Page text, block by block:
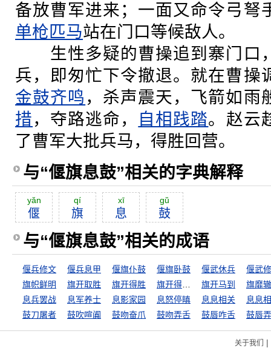
备放曹军进来；一面又命令弓弩
单枪匹马站在门口等候敌人。
生性多疑的曹操追到寨门口
兵，即匆忙下令撤退。就在曹操
金鼓齐鸣 ，杀声震天，飞箭如雨
措，夺路逃命， 自相践踏。赵云
了曹军大批兵马，得胜回营。
与“偃旗息鼓”相关的字典解释
yăn
偃
qí
旗
xī
息
gŭ
鼓
与“偃旗息鼓”相关的成语
偃兵修文 偃兵息甲 偃旗仆鼓 偃旗卧鼓 偃武休兵
偃武
旗帜鲜明
旗开取胜 旗开得胜 旗开马到
旗靡
息兵罢战
息军养士 息影家园 息怒停瞋 息息相关
息息
鼓刀屠者
鼓吹喧阗 鼓吻奋爪 鼓吻弄舌 鼓唇咋舌 鼓唇
关于我们 |